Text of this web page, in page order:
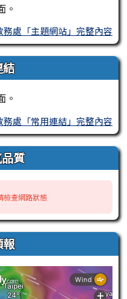
。
務處「主題網站」完整內容
。
務處「常用連結」完整內容
質
查網路狀態